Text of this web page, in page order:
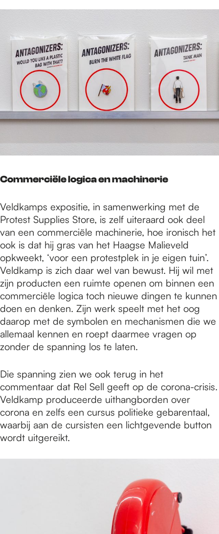
Commerciële logica en machinerie
Veldkamps expositie, in samenwerking met de
Protest Supplies Store, is zelf uiteraard ook deel
van een commerciële machinerie, hoe ironisch het
ook is dat hij gras van het Haagse Malieveld
opkweekt, ‘voor een protestplek in je eigen tuin’.
Veldkamp is zich daar wel van bewust. Hij wil met
zijn producten een ruimte openen om binnen een
commerciële logica toch nieuwe dingen te kunnen
doen en denken. Zijn werk speelt met het oog
daarop met de symbolen en mechanismen die we
allemaal kennen en roept daarmee vragen op
zonder de spanning los te laten.
Die spanning zien we ook terug in het
commentaar dat Rel Sell geeft op de corona-crisis.
Veldkamp produceerde uithangborden over
corona en zelfs een cursus politieke gebarentaal,
waarbij aan de cursisten een lichtgevende button
wordt uitgereikt.